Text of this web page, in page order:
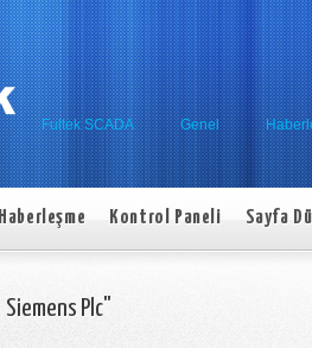
Fultek SCADA Genel
Haberleşme Kontrol Paneli Sayfa
Siemens Plc"